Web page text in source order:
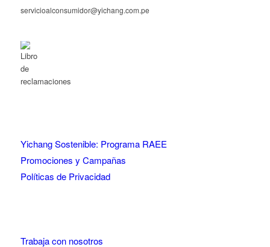
servicioalconsumidor@yichang.com.pe
Yichang Sostenible: Programa RAEE
Promociones y Campañas
Políticas de Privacidad
Trabaja con nosotros